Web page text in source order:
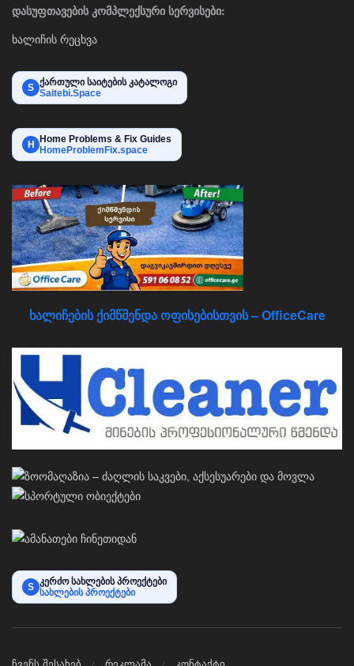
დასუფთავების კომპლექსური სერვისები:
ხალიჩის რეცხვა
S ქართული საიტების კატალოგი
Saitebi.Space
H
Home Problems & Fix Guides
HomeProblemFix.space
ხალიჩების ქიმწმენდა ოფისებისთვის – OfficeCare
S კერძო სახლების პროექტები
სახლების პროექტები